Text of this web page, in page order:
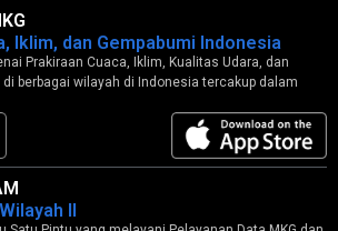
Iklim, dan Gempabumi Indonesia
Prakiraan Cuaca, Iklim, Kualitas Udara, dan
berbagai wilayah di Indonesia tercakup dalam
II